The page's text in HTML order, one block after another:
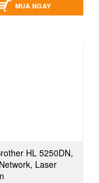
MUA NGAY
HL 5250DN,
Laser